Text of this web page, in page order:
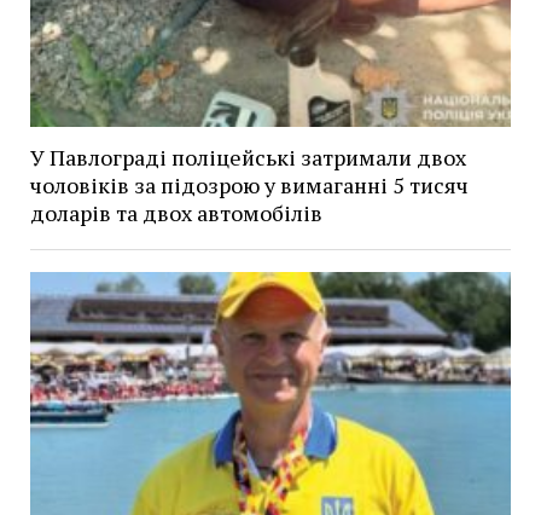
У Павлограді поліцейські затримали двох
чоловіків за підозрою у вимаганні 5 тисяч
доларів та двох автомобілів